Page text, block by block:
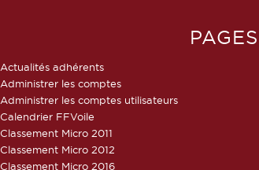
PAGES
Actualités adhérents
Administrer les comptes
Administrer les comptes utilisateurs
Calendrier FFVoile
Classement Micro 2011
Classement Micro 2012
Classement Micro 2016